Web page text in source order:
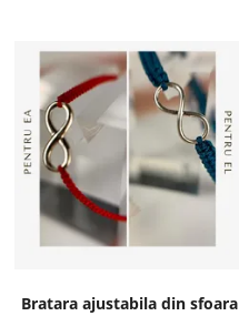
Bratara ajustabila din sfoara